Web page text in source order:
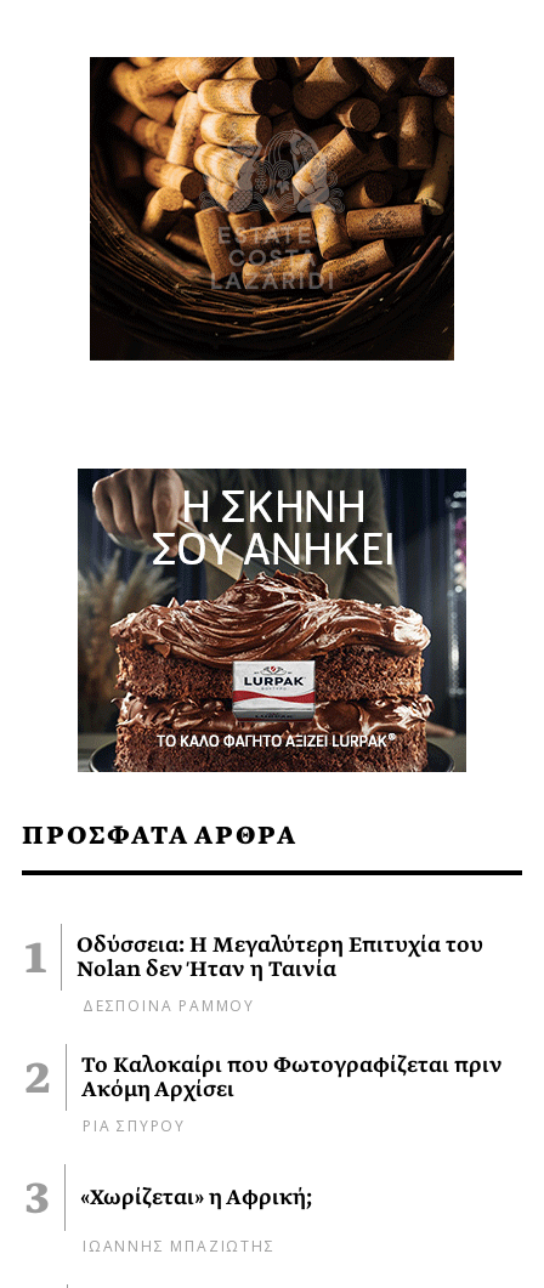
ΠΡΟΣΦΑΤΑ ΑΡΘΡΑ
Οδύσσεια: Η Μεγαλύτερη Επιτυχία του
Nolan δεν Ήταν η Ταινία
ΔΕΣΠΟΙΝΑ ΡΑΜΜΟΥ
Το Καλοκαίρι που Φωτογραφίζεται πριν
Ακόμη Αρχίσει
ΡΙΑ ΣΠΥΡΟΥ
«Χωρίζεται» η Αφρική;
ΙΩΑΝΝΗΣ ΜΠΑΖΙΩΤΗΣ